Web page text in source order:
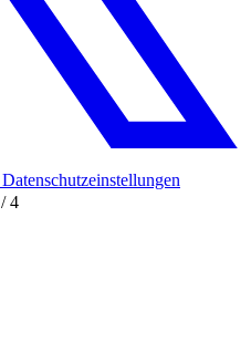
/4
Datenschutzeinstellungen